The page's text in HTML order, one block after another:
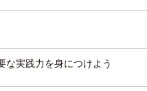
な実践力を身につけよう